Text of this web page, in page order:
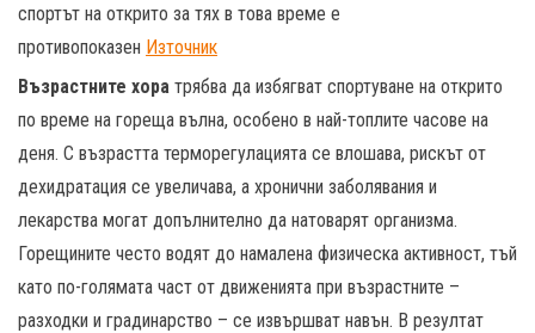
спортът на открито за тях в това време е
противопоказен Източник
Възрастните хора трябва да избягват спортуване на открито
по време на гореща вълна, особено в най-топлите часове на
деня. С възрастта терморегулацията се влошава, рискът от
дехидратация се увеличава, а хронични заболявания и
лекарства могат допълнително да натоварят организма.
Горещините често водят до намалена физическа активност, тъй
като по-голямата част от движенията при възрастните –
разходки и градинарство – се извършват навън. В резултат